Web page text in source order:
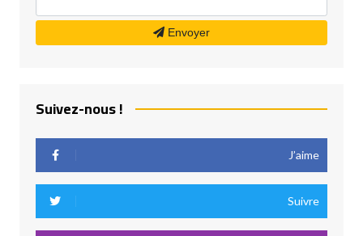
Envoyer
Suivez-nous !
J’aime
Suivre